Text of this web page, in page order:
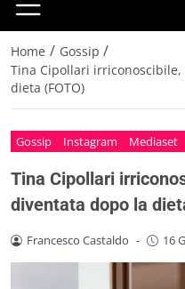
Home / Gossip /
Tina Cipollari irriconoscibile,
dieta (FOTO)
Gossip Instagram Mediaset
Tina Cipollari
diventata dopo la
Francesco Castaldo - 16